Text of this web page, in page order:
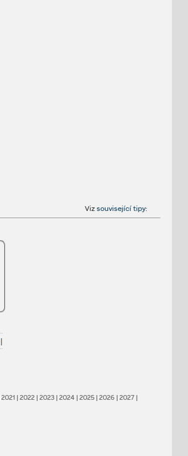
Vizsouvisející tipy:
|
2021| 2022| 2023| 2024| 2025| 2026| 2027|